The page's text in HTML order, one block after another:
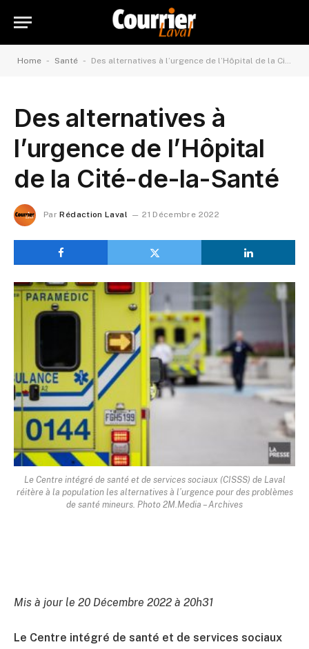
Home - Santé - Des alternatives à l’urgence de l’Hôpital de la Cité-de-la-Santé
Des alternatives à
l’urgence de l’Hôpital
de la Cité-de-la-Santé
Par Rédaction Laval 21 Décembre 2022
Le Centre intégré de santé et de services sociaux (CISSS) de Laval
réitère à la population les alternatives à l’urgence pour des problèmes
de santé mineurs. Photo 2M.Media – Archives
Mis à jour le 20 Décembre 2022 à 20h31
Le Centre intégré de santé et de services sociaux